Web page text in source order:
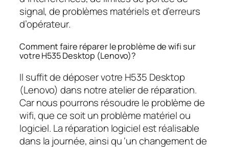
signal, de problèmes matériels et d’erreurs
d’opérateur.
Comment faire réparer le problème de wifi sur
votre H535 Desktop (Lenovo)?
Il suffit de déposer votre H535 Desktop
(Lenovo) dans notre atelier de réparation.
Car nous pourrons résoudre le problème de
wifi, que ce soit un problème matériel ou
logiciel. La réparation logiciel est réalisable
dans la journée, ainsi qu ‘un changement de